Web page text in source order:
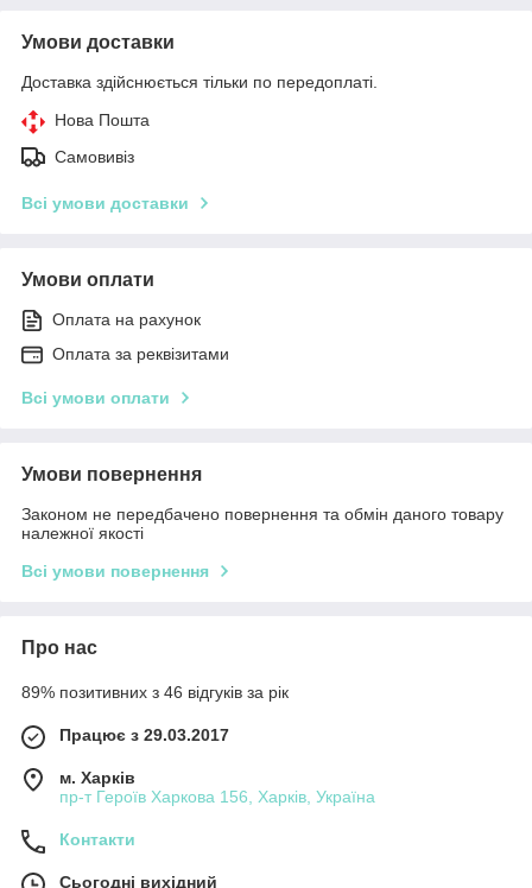
Умови доставки
Доставка здійснюється тільки по передоплаті.
Нова Пошта
Самовивіз
Всі умови доставки
Умови оплати
Оплата на рахунок
Оплата за реквізитами
Всі умови оплати
Умови повернення
Законом не передбачено повернення та обмін даного товару
належної якості
Всі умови повернення
Про нас
89% позитивних з 46 відгуків за рік
Працює з 29.03.2017
м. Харків
пр-т Героїв Харкова 156, Харків, Україна
Контакти
Сьогодні вихідний